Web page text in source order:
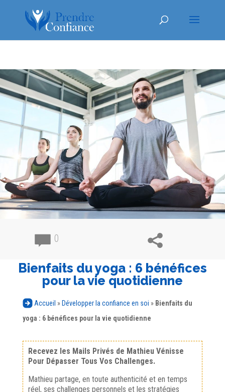
0
Bienfaits du yoga : 6 bénéfices
pour la vie quotidienne
Accueil » Développer la confiance en soi » Bienfaits du
yoga : 6 bénéfices pour la vie quotidienne
Recevez les Mails Privés de Mathieu Vénisse
Pour Dépasser Tous Vos Challenges.
Mathieu partage, en toute authenticité et en temps
réel, ses challenges personnels et les stratégies